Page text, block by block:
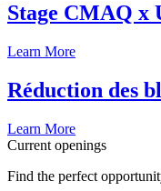
Stage CMAQ x
Learn More
Réduction des
Learn More
Current openings
Find the perfect